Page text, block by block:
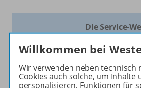
Die Service-
Westermann
Über 400
Materialien für
vielfältigen
Willkommen bei
Wir verwenden neben technisch
Cookies auch solche, um Inhalte
personalisieren, Funktionen für